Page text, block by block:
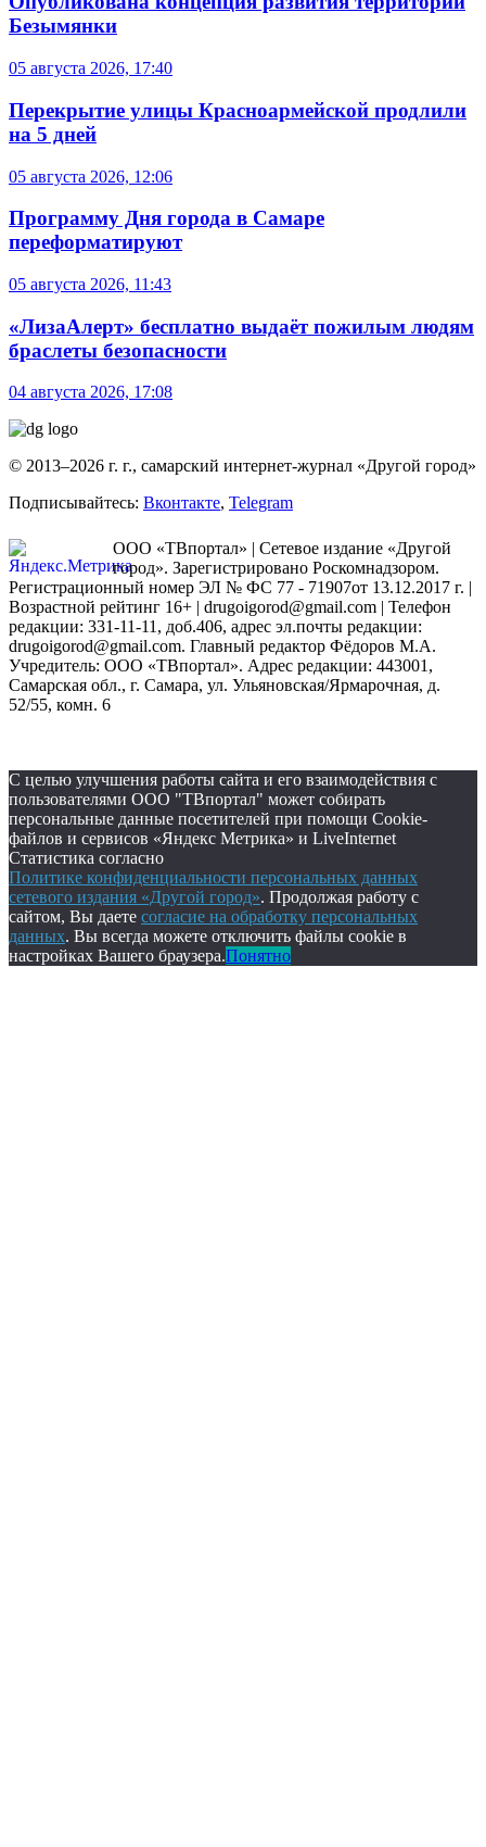
Безымянки
05 августа 2026, 17:40
Перекрытие улицы Красноармейской продлили
на 5 дней
05 августа 2026, 12:06
Программу Дня города в Самаре
переформатируют
05 августа 2026, 11:43
«ЛизаАлерт» бесплатно выдаёт пожилым людям
браслеты безопасности
04 августа 2026, 17:08
© 2013–2026 г. г., самарский интернет-журнал «Другой город»
Подписывайтесь: Вконтакте, Telegram
ООО «ТВпортал» | Сетевое издание «Другой
город». Зарегистрировано Роскомнадзором.
Регистрационный номер ЭЛ № ФС 77 - 71907от 13.12.2017 г. |
Возрастной рейтинг 16+ | drugoigorod@gmail.com | Телефон
редакции: 331-11-11, доб.406, адрес эл.почты редакции:
drugoigorod@gmail.com. Главный редактор Фёдоров М.А.
Учредитель: ООО «ТВпортал». Адрес редакции: 443001,
Самарская обл., г. Самара, ул. Ульяновская/Ярмарочная, д.
52/55, комн. 6
С целью улучшения работы сайта и его взаимодействия с
пользователями ООО "ТВпортал" может собирать
персональные данные посетителей при помощи Cookie-
файлов и сервисов «Яндекс Метрика» и LiveInternet
Статистика согласно
Политике конфиденциальности персональных данных
сетевого издания «Другой город». Продолжая работу с
сайтом, Вы даете согласие на обработку персональных
данных. Вы всегда можете отключить файлы cookie в
настройках Вашего браузера.Понятно